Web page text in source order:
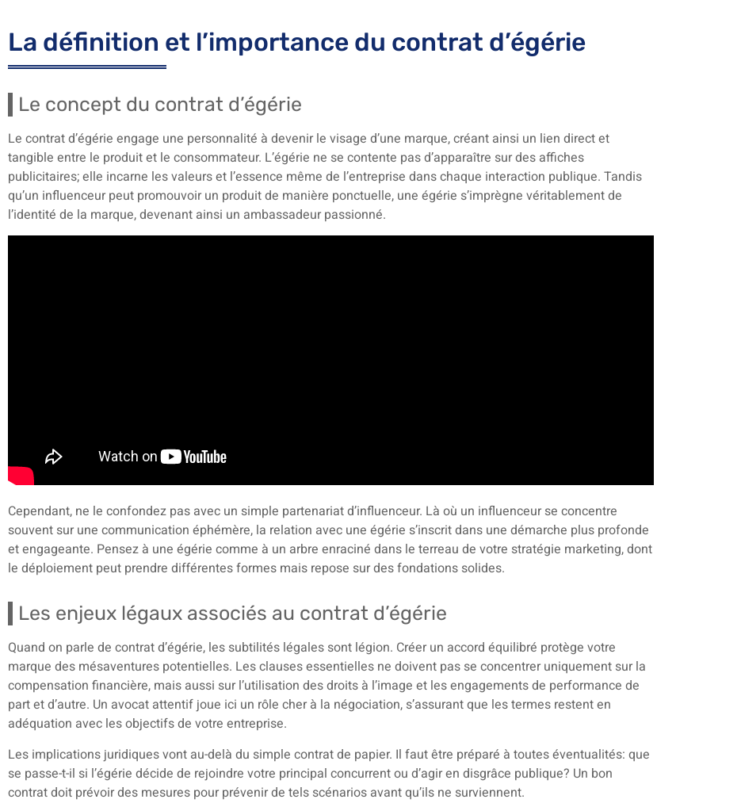
La définition et l’importance du contrat d’égérie
Le concept du contrat d’égérie
Le contrat d’égérie engage une personnalité à devenir le visage d’une marque, créant ainsi un lien direct et
tangible entre le produit et le consommateur. L’égérie ne se contente pas d’apparaître sur des affiches
publicitaires; elle incarne les valeurs et l’essence même de l’entreprise dans chaque interaction publique. Tandis
qu’un influenceur peut promouvoir un produit de manière ponctuelle, une égérie s’imprègne véritablement de
l’identité de la marque, devenant ainsi un ambassadeur passionné.
Cependant, ne le confondez pas avec un simple partenariat d’influenceur. Là où un influenceur se concentre
souvent sur une communication éphémère, la relation avec une égérie s’inscrit dans une démarche plus profonde
et engageante. Pensez à une égérie comme à un arbre enraciné dans le terreau de votre stratégie marketing, dont
le déploiement peut prendre différentes formes mais repose sur des fondations solides.
Les enjeux légaux associés au contrat d’égérie
Quand on parle de contrat d’égérie, les subtilités légales sont légion. Créer un accord équilibré protège votre
marque des mésaventures potentielles. Les clauses essentielles ne doivent pas se concentrer uniquement sur la
compensation financière, mais aussi sur l’utilisation des droits à l’image et les engagements de performance de
part et d’autre. Un avocat attentif joue ici un rôle cher à la négociation, s’assurant que les termes restent en
adéquation avec les objectifs de votre entreprise.
Les implications juridiques vont au-delà du simple contrat de papier. Il faut être préparé à toutes éventualités: que
se passe-t-il si l’égérie décide de rejoindre votre principal concurrent ou d’agir en disgrâce publique? Un bon
contrat doit prévoir des mesures pour prévenir de tels scénarios avant qu’ils ne surviennent.